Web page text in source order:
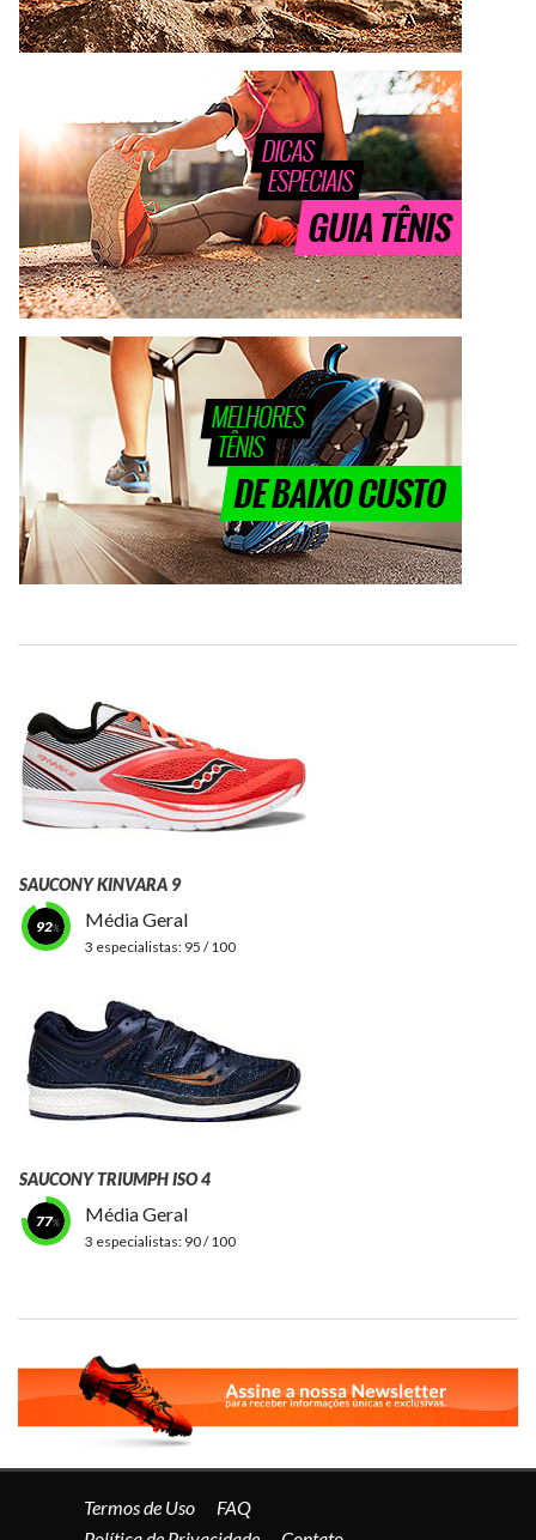
SAUCONY KINVARA 9
92 Média Geral
3 especialistas: 95 / 100
SAUCONY TRIUMPH ISO 4
77 Média Geral
3 especialistas: 90 / 100
Termos de Uso
FAQ